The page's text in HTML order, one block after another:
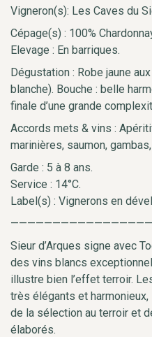
Vigneron(s): Les Caves du
Cépage(s) : 100%
Elevage : En barriques.
Dégustation : Robe jaune
blanche). Bouche : belle
finale d’une grande
Accords mets & vins :
marinières, saumon,
Garde : 5 à 8 ans.
Service : 14°C.
Label(s) : Vignerons en
Sieur d’Arques signe avec
des vins blancs
illustre bien l’effet terroir.
très élégants et
de la sélection au terroir et
élaborés.